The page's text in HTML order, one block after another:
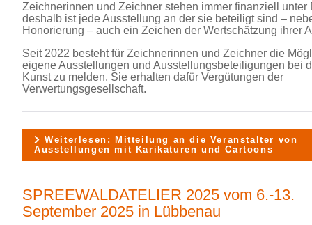
Zeichnerinnen und Zeichner stehen immer finanziell unter
deshalb ist jede Ausstellung an der sie beteiligt sind –
Honorierung – auch ein Zeichen der Wertschätzung ihrer
Seit 2022 besteht für Zeichnerinnen und Zeichner die
eigene Ausstellungen und Ausstellungsbeteiligungen bei
Kunst zu melden. Sie erhalten dafür Vergütungen der
Verwertungsgesellschaft.
Weiterlesen: Mitteilung an die Veranstalter von
Ausstellungen mit Karikaturen und Cartoons
SPREEWALDATELIER 2025 vom 6.-13.
September 2025 in Lübbenau